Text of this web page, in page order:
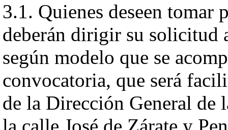
3.1. Quienes deseen tomar
deberán dirigir su solicitud
según modelo que se
convocatoria, que será
de la Dirección General de